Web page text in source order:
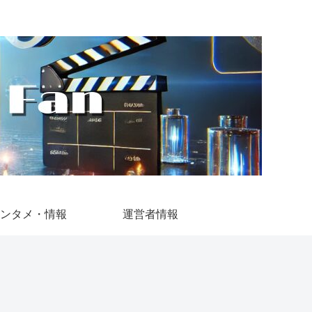
タメ・情報 運営者情報